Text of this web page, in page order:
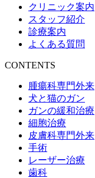
クリニック案内
スタッフ紹介
診療案内
よくある質問
CONTENTS
腫瘍科専門外来
犬と猫のガン
ガンの緩和治療
細胞治療
皮膚科専門外来
手術
レーザー治療
歯科